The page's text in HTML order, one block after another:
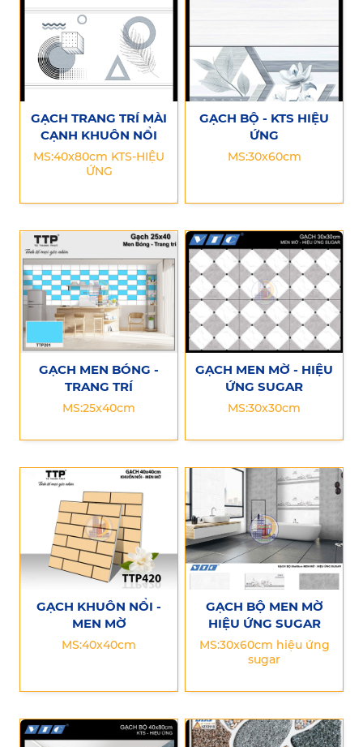
GẠCH TRANG TRÍ MÀI
CẠNH KHUÔN NỔI
MS:40x80cm KTS-HIỆU
ỨNG
GẠCH BỘ - KTS HIỆU
ỨNG
MS:30x60cm
GẠCH MEN BÓNG -
TRANG TRÍ
MS:25x40cm
GẠCH MEN MỜ - HIỆU
ỨNG SUGAR
MS:30x30cm
GẠCH KHUÔN NỔI -
MEN MỜ
MS:40x40cm
GẠCH BỘ MEN MỜ
HIỆU ỨNG SUGAR
MS:30x60cm hiệu ứng
sugar